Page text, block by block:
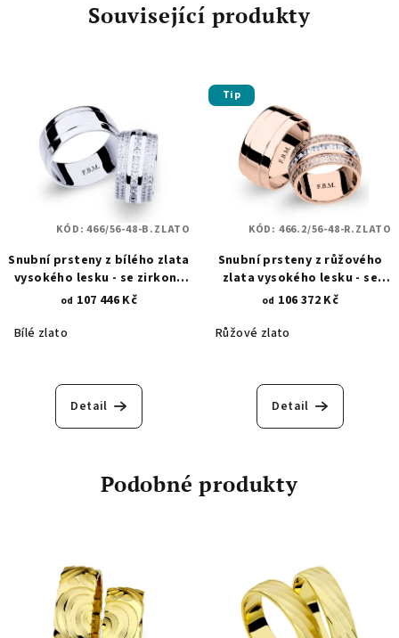
Související produkty
Snubní prsteny z bílého zlata
vysokého lesku - se zirkony
466
od 107 446 Kč
Bílé zlato
Detail
KÓD:466/56-48-B.ZLATO
Tip
Snubní prsteny z růžového
zlata vysokého lesku - se
zirkony 466.2
od 106 372 Kč
Růžové zlato
Detail
KÓD: 466.2/56-48-R.ZLATO
Podobné produkty